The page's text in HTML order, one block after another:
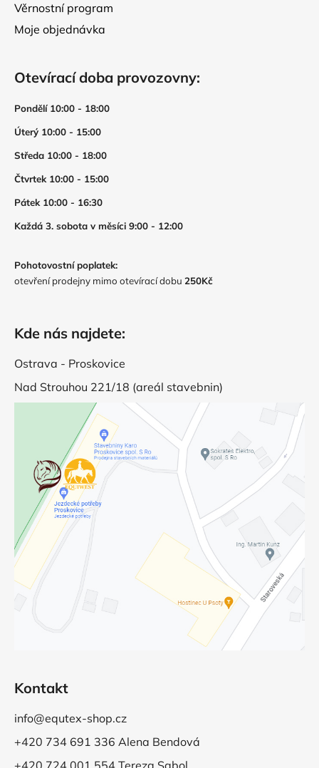
Věrnostní program
Moje objednávka
Otevírací doba provozovny:
Pondělí 10:00 - 18:00
Úterý 10:00 - 15:00
Středa 10:00 - 18:00
Čtvrtek 10:00 - 15:00
Pátek 10:00 - 16:30
Každá 3. sobota v měsíci 9:00 - 12:00
Pohotovostní poplatek:
otevření prodejny mimo otevírací dobu 250Kč
Kde nás najdete:
Ostrava - Proskovice
Nad Strouhou 221/18 (areál stavebnin)
Kontakt
info@equtex-shop.cz
+420 734 691 336 Alena Bendová
+420 724 001 554 Tereza Sabol